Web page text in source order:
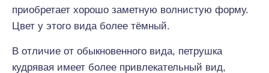
приобретает хорошо заметную волнистую форму.
Цвет у этого вида более тёмный.
В отличие от обыкновенного вида, петрушка
кудрявая имеет более привлекательный вид,